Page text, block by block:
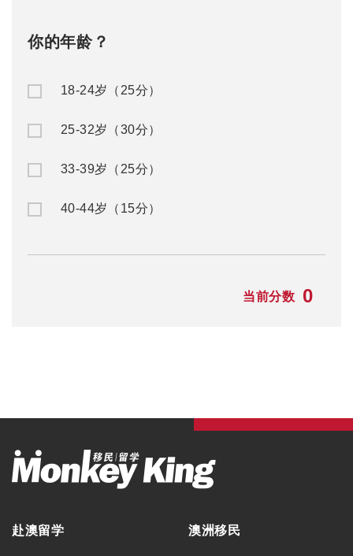
你的年龄？
18-24岁（25分）
25-32岁（30分）
33-39岁（25分）
40-44岁（15分）
当前分数 0
赴澳留学 澳洲移民